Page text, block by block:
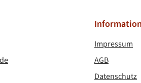
Impressum
AGB
Datenschutz